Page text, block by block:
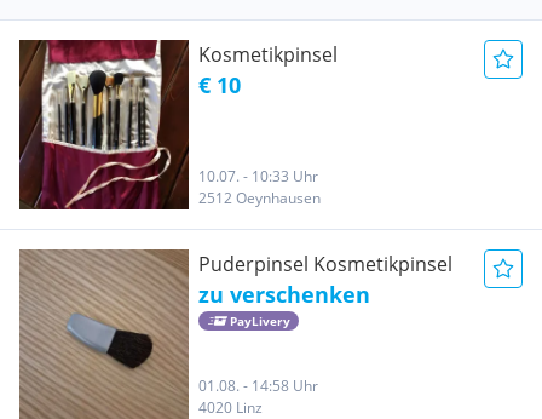
Kosmetikpinsel
€ 10
10.07. - 10:33 Uhr
2512 Oeynhausen
Puderpinsel Kosmetikpinsel
zu verschenken
PayLivery
01.08. - 14:58 Uhr
4020 Linz